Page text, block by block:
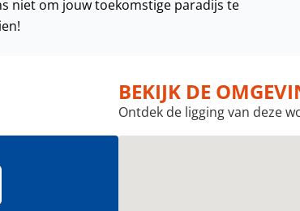
niet om jouw toekomstige paradijs te
BEKIJK DE
Ontdek de ligging van deze